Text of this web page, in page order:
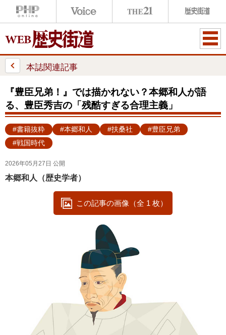
ME
本誌関連記事
『豊臣兄弟！』では描かれない？本郷和人が語
る、豊臣秀吉の「残酷すぎる合理主義」
#書籍抜粋 #本郷和人 #扶桑社
#豊臣兄弟
#戦国時代
2026年05月27日 公開
本郷和人（歴史学者）
この記事の画像（全 1 枚）